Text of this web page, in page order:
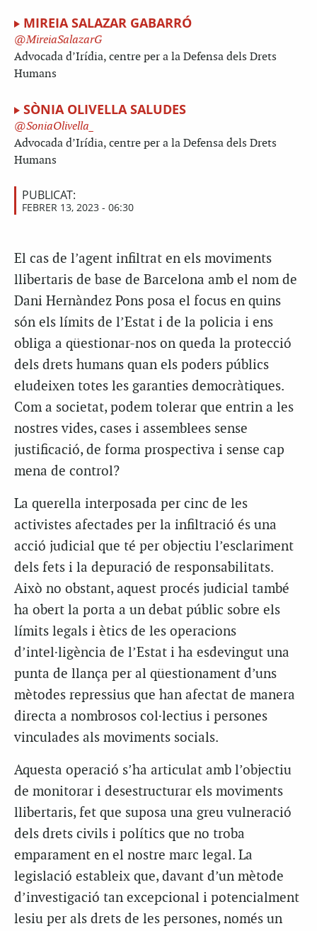
MIREIA SALAZAR GABARRÓ
MireiaSalazarG
Advocada d’Irídia, centre per a la Defensa dels Drets
Humans
SÒNIA OLIVELLA SALUDES
SoniaOlivella_
Advocada d’Irídia, centre per a la Defensa dels Drets
Humans
PUBLICAT:
FEBRER 13, 2023 - 06:30
El cas de l’agent infiltrat en els moviments
llibertaris de base de Barcelona amb el nom de
Dani Hernàndez Pons posa el focus en quins
són els límits de l’Estat i de la policia i ens
obliga a qüestionar-nos on queda la protecció
dels drets humans quan els poders públics
eludeixen totes les garanties democràtiques.
Com a societat, podem tolerar que entrin a les
nostres vides, cases i assemblees sense
justificació, de forma prospectiva i sense cap
mena de control?
La querella interposada per cinc de les
activistes afectades per la infiltració és una
acció judicial que té per objectiu l’esclariment
dels fets i la depuració de responsabilitats.
Això no obstant, aquest procés judicial també
ha obert la porta a un debat públic sobre els
límits legals i ètics de les operacions
d’intel·ligència de l’Estat i ha esdevingut una
punta de llança per al qüestionament d’uns
mètodes repressius que han afectat de manera
directa a nombrosos col·lectius i persones
vinculades als moviments socials.
Aquesta operació s’ha articulat amb l’objectiu
de monitorar i desestructurar els moviments
llibertaris, fet que suposa una greu vulneració
dels drets civils i polítics que no troba
emparament en el nostre marc legal. La
legislació estableix que, davant d’un mètode
d’investigació tan excepcional i potencialment
lesiu per als drets de les persones, només un